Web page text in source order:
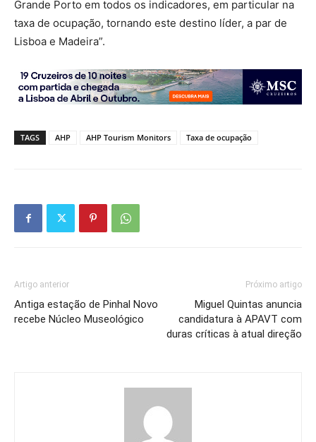
Grande Porto em todos os indicadores, em particular na
taxa de ocupação, tornando este destino líder, a par de
Lisboa e Madeira”.
TAGS AHP AHP Tourism Monitors Taxa de ocupação
Artigo anterior
Antiga estação de Pinhal Novo
recebe Núcleo Museológico
Próximo artigo
Miguel Quintas anuncia
candidatura à APAVT com
duras críticas à atual direção